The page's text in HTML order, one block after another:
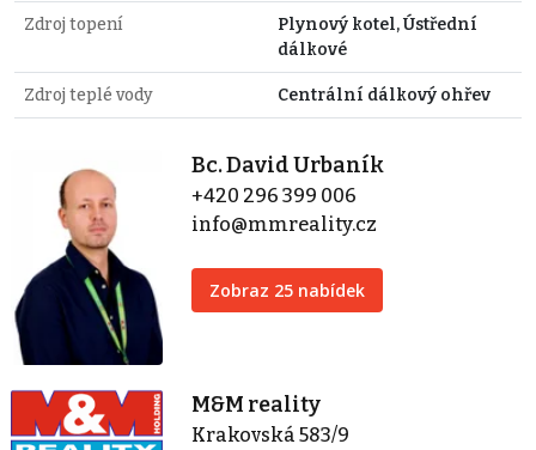
Zdroj topení
Plynový kotel, Ústřední
dálkové
Zdroj teplé vody Centrální dálkový ohřev
Bc. David Urbaník
+420 296 399 006
info@mmreality.cz
Zobraz 25 nabídek
M&M reality
Krakovská 583/9